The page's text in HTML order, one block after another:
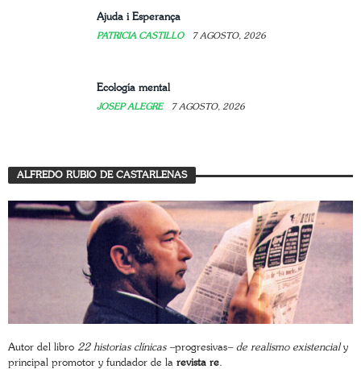
Ajuda i Esperança
PATRICIA CASTILLO 7 AGOSTO, 2026
Ecología mental
JOSEP ALEGRE 7 AGOSTO, 2026
ALFREDO RUBIO DE CASTARLENAS
Autor del libro 22 historias clínicas –progresivas– de realismo existencialy
principal promotor y fundador de la revista re.